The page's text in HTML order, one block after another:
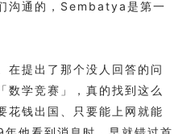
沟通的，Sembatya是第一
在提出了那个没人回答的问
数学竞赛」，真的找到这么
花钱出国、只要能上网就能